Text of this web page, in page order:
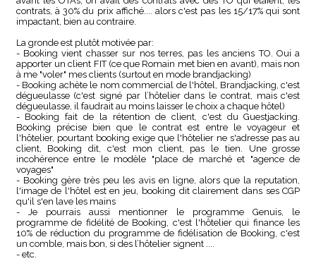
contrats, à 30% du prix affiché.... alors c'est pas les 15/17% qui sont
impactant, bien au contraire.
La gronde est plutôt motivée par:
- Booking vient chasser sur nos terres, pas les anciens TO. Oui a
apporter un client FIT (ce que Romain met bien en avant), mais non
à me "voler" mes clients (surtout en mode brandjacking)
- Booking achète le nom commercial de l'hôtel, Brandjacking, c'est
dégueulasse (c'est signé par l’hôtelier dans le contrat, mais c'est
dégueulasse, il faudrait au moins laisser le choix a chaque hôtel)
- Booking fait de la rétention de client, c'est du Guestjacking.
Booking précise bien que le contrat est entre le voyageur et
l'hôtelier, pourtant booking exige que l'hôtelier ne s'adresse pas au
client, Booking dit, c'est mon client, pas le tien. Une grosse
incohérence entre le modèle "place de marché et "agence de
voyages"
- Booking gère très peu les avis en ligne, alors que la reputation,
l'image de l'hôtel est en jeu, booking dit clairement dans ses CGP
qu'il s'en lave les mains
- Je pourrais aussi mentionner le programme Genuis, le
programme de fidélité de Booking, c'est l'hôtelier qui finance les
10% de réduction du programme de fidélisation de Booking, c'est
un comble, mais bon, si des l’hôtelier signent ....
- etc.